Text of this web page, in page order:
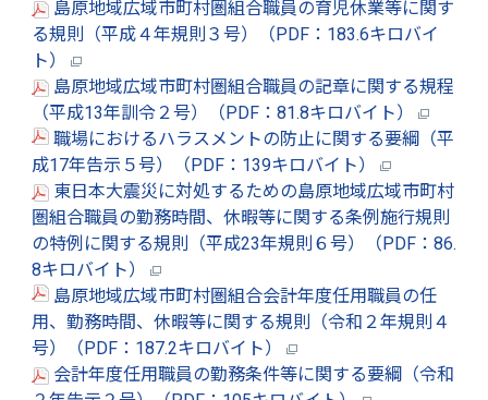
島原地域広域市町村圏組合職員の育児休業等に関す
る規則（平成４年規則３号）（PDF：183.6キロバイ
ト）
島原地域広域市町村圏組合職員の記章に関する規程
（平成13年訓令２号）（PDF：81.8キロバイト）
職場におけるハラスメントの防止に関する要綱（平
成17年告示５号）（PDF：139キロバイト）
東日本大震災に対処するための島原地域広域市町村
圏組合職員の勤務時間、休暇等に関する条例施行規則
の特例に関する規則（平成23年規則６号）（PDF：86.
8キロバイト）
島原地域広域市町村圏組合会計年度任用職員の任
用、勤務時間、休暇等に関する規則（令和２年規則４
号）（PDF：187.2キロバイト）
会計年度任用職員の勤務条件等に関する要綱（令和